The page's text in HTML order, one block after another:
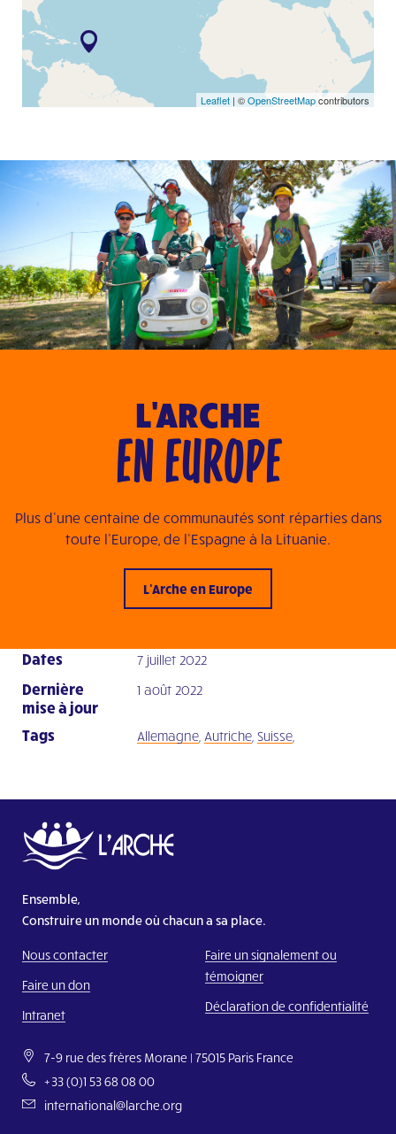
L’Arche à Reims
Visitez le site Web
L’Arche à Paris
Visitez le site Web
L’Arche à Strasbourg
Visitez le site Web
L’Arche Wrocław
Visitez le site Web
Skupnost Barka
Visitez le site Web
Visitez le site Web
Voir les détails
L’Arche Kovcheh
Voir les détails
Arca Arcobaleno
Visitez le site Web
Visitez le site Web
Visitez le site Web
Visitez le site Web
Udruga Korablja – L’Arche Zagreb
Visitez le site Web
L’Arche Benediktus
Visitez le site Web
Leaflet | ©OpenStreetMapcontributors
L'ARCHE
EN EUROPE
Plus d’une centaine de communautés sont réparties dans
toute l’Europe, de l’Espagne à la Lituanie.
L’Arche en Europe
Dates 7 juillet 2022
Dernière
mise à jour
1 août 2022
Tags Allemagne Autriche Suisse
Ensemble,
Construire un monde où chacun a sa place.
Nous contacter
Faire un don
Intranet
Faire un signalement ou
témoigner
Déclaration de confidentialité
7-9 rue des frères Morane | 75015 Paris France
+33 (0)1 53 68 08 00
international@larche.org